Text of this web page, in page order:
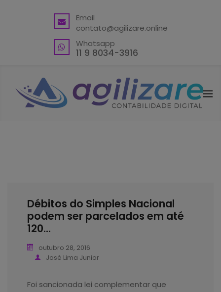
Email
contato@agilizare.online
Whatsapp
11 9 8034-3916
Débitos do Simples Nacional
podem ser parcelados em até
120...
outubro 28, 2016
José Lima Junior
Foi sancionada lei complementar que
VANTAGENS
ABRA SUA CONTA PJ
ENDEREÇO FISCAL – OUTRAS
LOCALIDADES